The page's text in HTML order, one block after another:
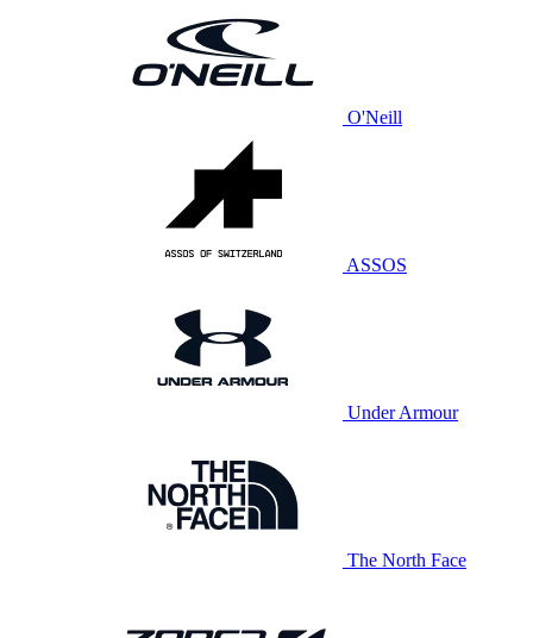
O'Neill
ASSOS
Under Armour
The North Face